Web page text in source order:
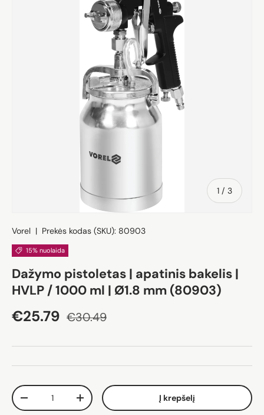
1 / iš
3
Vorel | Prekės kodas (SKU): 80903
15% nuolaida
Dažymo pistoletas | apatinis bakelis |
HVLP / 1000 ml | Ø1.8 mm (80903)
Akcijos kaina
€25.79 Įprasta kaina
€30.49
Kiekis
Sumažinti kiekįPadidinti kiekį Į krepšelį